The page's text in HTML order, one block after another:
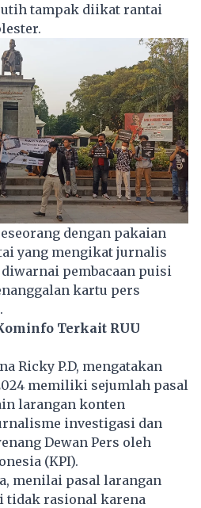
tampak diikat rantai
dengan pakaian
yang mengikat jurnalis
pembacaan puisi
kartu pers
Terkait RUU
Ricky P.D, mengatakan
memiliki sejumlah pasal
larangan konten
investigasi dan
Dewan Pers oleh
(KPI).
menilai pasal larangan
tidak rasional karena